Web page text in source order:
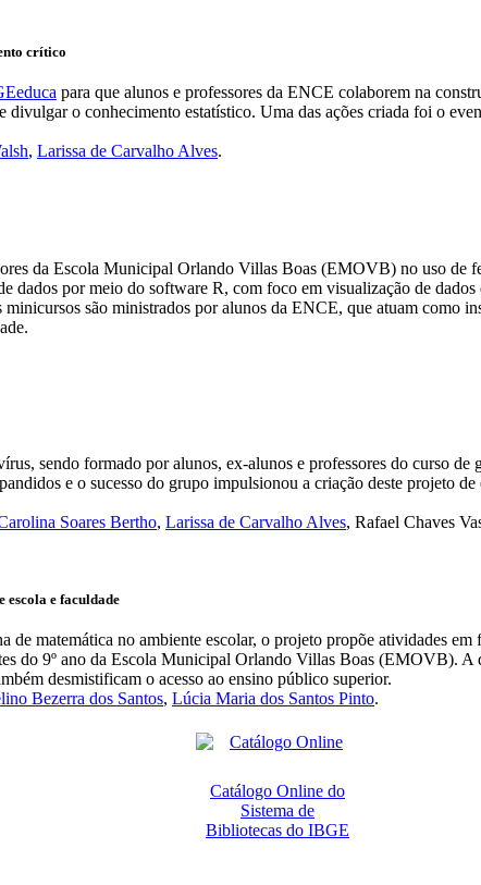
crítico
para que alunos e professores da ENCE colaborem na
o conhecimento estatístico. Uma das ações criada foi o
, Larissa de Carvalho Alves.
da Escola Municipal Orlando Villas Boas (EMOVB) no uso de
dados por meio do software R, com foco em visualização de
são ministrados por alunos da ENCE, que atuam como
sendo formado por alunos, ex-alunos e professores do curso de
e o sucesso do grupo impulsionou a criação deste projeto
Soares Bertho, Larissa de Carvalho Alves, Rafael Chaves
e faculdade
matemática no ambiente escolar, o projeto propõe atividades
do 9º ano da Escola Municipal Orlando Villas Boas (EMOVB).
desmistificam o acesso ao ensino público superior.
Bezerra dos Santos, Lúcia Maria dos Santos Pinto.
Catálogo Online do
Sistema de
Bibliotecas do IBGE